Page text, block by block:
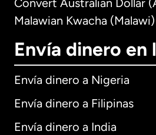
Convert Australian Dollar
Malawian Kwacha (Malawi)
Envía dinero en
Envía dinero a Nigeria
Envía dinero a Filipinas
Envía dinero a India